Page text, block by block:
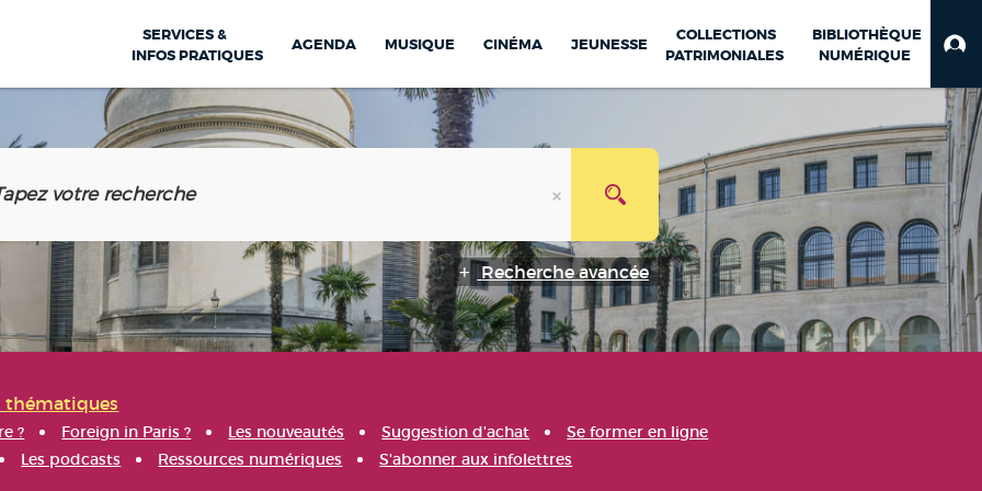
SERVICES &
INFOS PRATIQUES
AGENDA MUSIQUE CINÉMA JEUNESSE
COLLECTIONS
PATRIMONIALES
BIBLIOTHÈQUE
NUMÉRIQUE
Recherche avancée
thématiques
? Foreign in Paris ? Les nouveautés Suggestion d'achat
Se former en ligne
Les podcasts Ressources numériques S'abonner aux infolettres